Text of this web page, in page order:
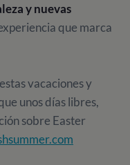
y nuevas
que marca
vacaciones y
unos días libres,
sobre Easter